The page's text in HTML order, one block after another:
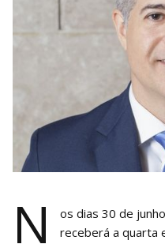
N os dias 30 de
receberá a quarta